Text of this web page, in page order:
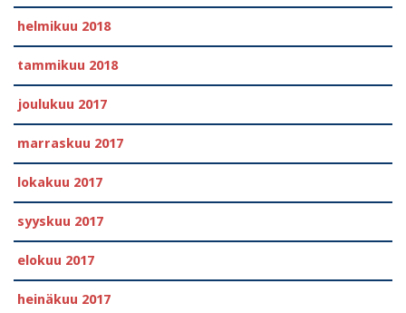
helmikuu 2018
tammikuu 2018
joulukuu 2017
marraskuu 2017
lokakuu 2017
syyskuu 2017
elokuu 2017
heinäkuu 2017